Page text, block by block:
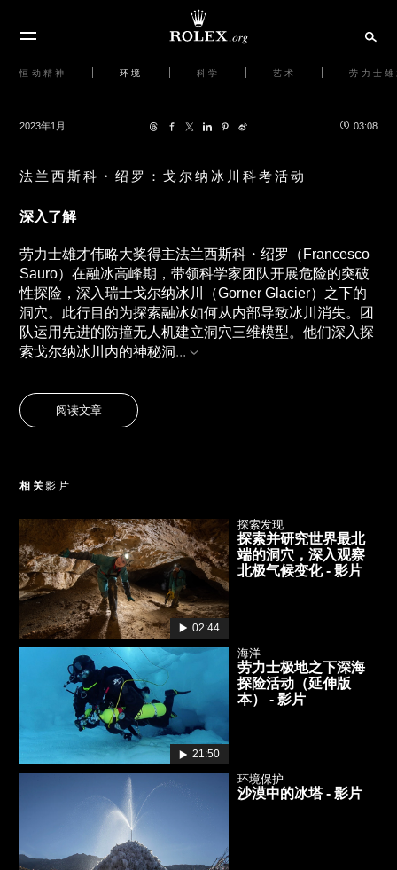
恒动精神 环境 科学 艺术 劳力士
2023年1月 03:08
法兰西斯科・绍罗：戈尔纳冰川科考活动
深入了解
劳力士雄才伟略大奖得主法兰西斯科・绍罗（Francesco
Sauro）在融冰高峰期，带领科学家团队开展危险的突破
性探险，深入瑞士戈尔纳冰川（Gorner Glacier）之下的
洞穴。此行目的为探索融冰如何从内部导致冰川消失。团
队运用先进的防撞无人机建立洞穴三维模型。他们深入探
索戈尔纳冰川内的神秘洞...
阅读文章
相关影片
02:44
探索发现
探索并研究世界最北
端的洞穴，深入观察
北极气候变化 - 影片
21:50
海洋
劳力士极地之下深海
探险活动（延伸版
本） - 影片
环境保护
沙漠中的冰塔 - 影片